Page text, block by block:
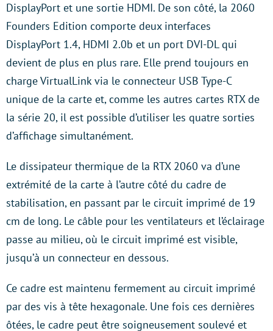
DisplayPort et une sortie HDMI. De son côté, la 2060
Founders Edition comporte deux interfaces
DisplayPort 1.4, HDMI 2.0b et un port DVI-DL qui
devient de plus en plus rare. Elle prend toujours en
charge VirtualLink via le connecteur USB Type-C
unique de la carte et, comme les autres cartes RTX de
la série 20, il est possible d’utiliser les quatre sorties
d’affichage simultanément.
Le dissipateur thermique de la RTX 2060 va d’une
extrémité de la carte à l’autre côté du cadre de
stabilisation, en passant par le circuit imprimé de 19
cm de long. Le câble pour les ventilateurs et l’éclairage
passe au milieu, où le circuit imprimé est visible,
jusqu’à un connecteur en dessous.
Ce cadre est maintenu fermement au circuit imprimé
par des vis à tête hexagonale. Une fois ces dernières
ôtées, le cadre peut être soigneusement soulevé et